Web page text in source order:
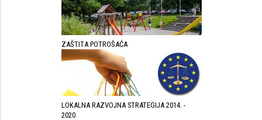
ZAŠTITA POTROŠAĆA
LOKALNA RAZVOJNA STRATEGIJA 2014. -
2020.